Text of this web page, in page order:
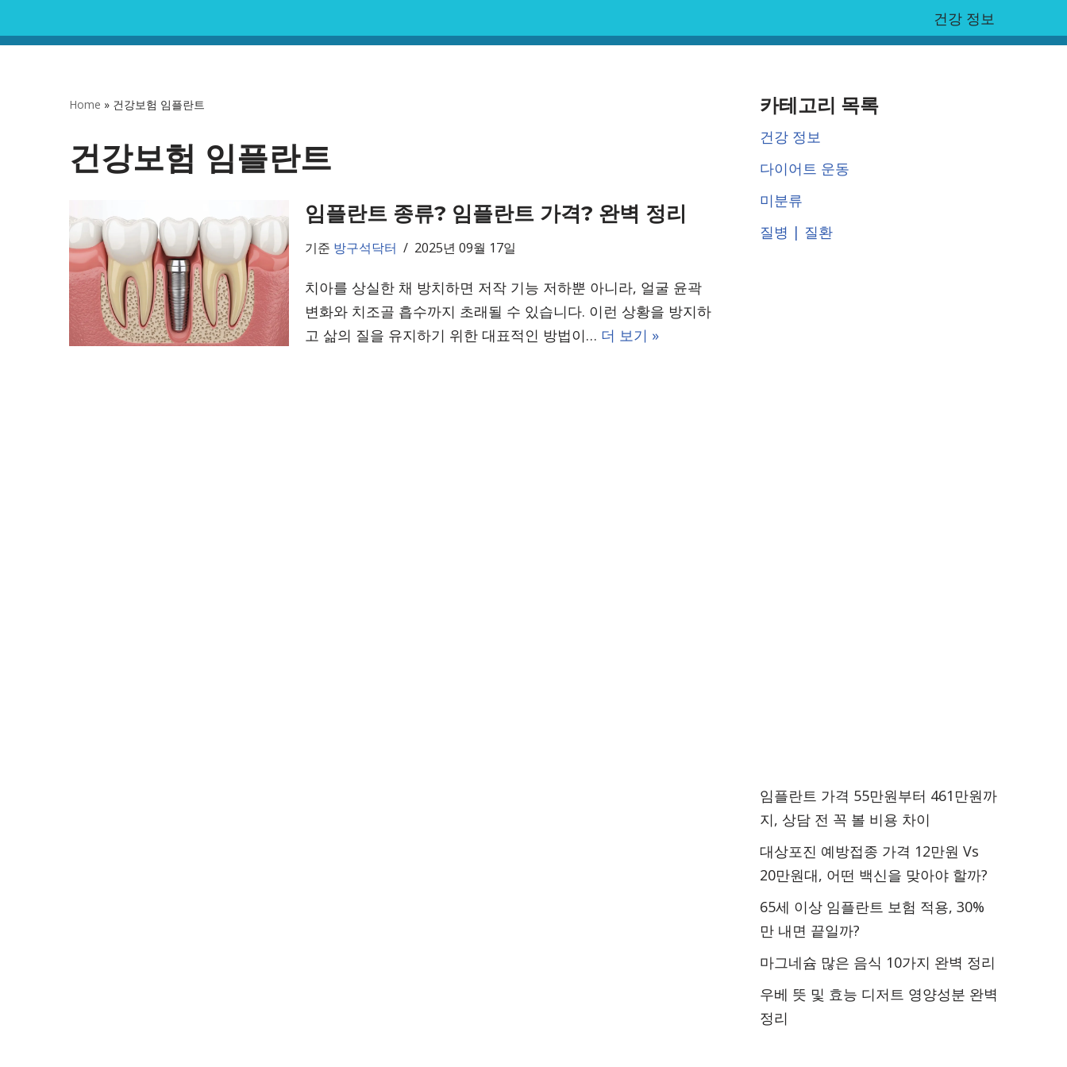
콘
건강 정보
Home » 건강보험 임플란트
건강보험 임플란트
임플란트 종류? 임플란트 가격? 완벽 정리
기준 방구석닥터 2025년 09월 17일
치아를 상실한 채 방치하면 저작 기능 저하뿐 아니라, 얼굴 윤곽
변화와 치조골 흡수까지 초래될 수 있습니다. 이런 상황을 방지하
고 삶의 질을 유지하기 위한 대표적인 방법이… 더 보기 »
카테고리 목록
건강 정보
다이어트 운동
미분류
질병 | 질환
임플란트 가격 55만원부터 461만원까
지, 상담 전 꼭 볼 비용 차이
대상포진 예방접종 가격 12만원 Vs
20만원대, 어떤 백신을 맞아야 할까?
65세 이상 임플란트 보험 적용, 30%
만 내면 끝일까?
마그네슘 많은 음식 10가지 완벽 정리
우베 뜻 및 효능 디저트 영양성분 완벽
정리